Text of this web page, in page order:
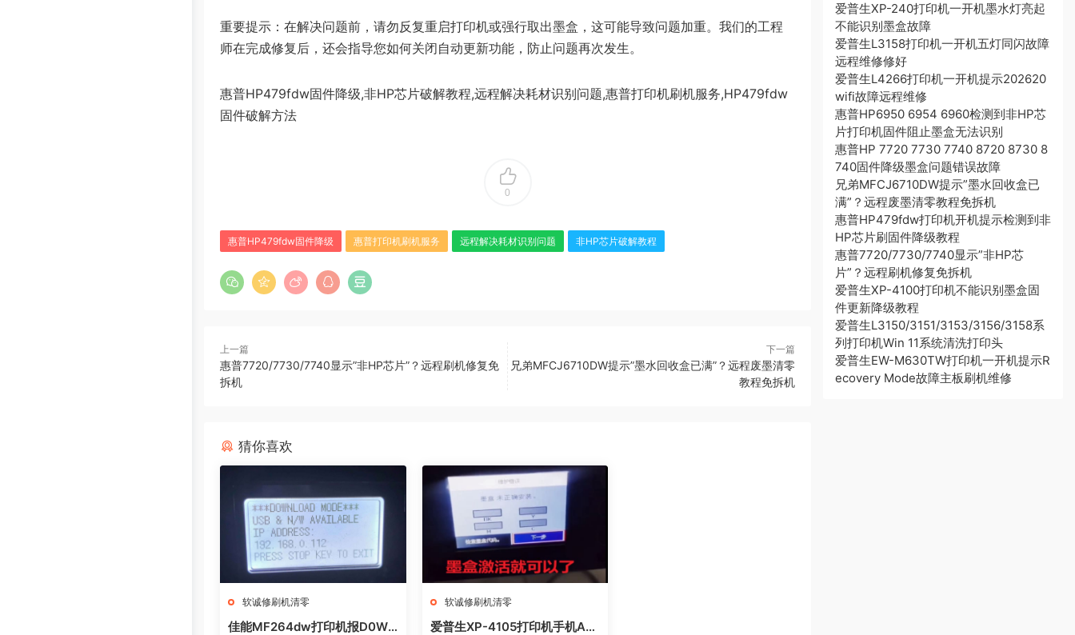
重要提示：在解决问题前，请勿反复重启打印机或强行取出墨盒，这可能导致问题加重。我们的工程
师在完成修复后，还会指导您如何关闭自动更新功能，防止问题再次发生。
惠普HP479fdw固件降级,非HP芯片破解教程,远程解决耗材识别问题,惠普打印机刷机服务,HP479fdw
固件破解方法
0
惠普HP479fdw固件降级 惠普打印机刷机服务 远程解决耗材识别问题 非HP芯片破解教程
上一篇
惠普7720/7730/7740显示”非HP芯片”？远程刷机修复免
拆机
下一篇
兄弟MFCJ6710DW提示”墨水回收盒已满”？远程废墨清零
教程免拆机
猜你喜欢
软诚修刷机清零
佳能MF264dw打印机报D0WN
软诚修刷机清零
爱普生XP-4105打印机手机AP
爱普生XP-240打印机一开机墨水灯亮起
不能识别墨盒故障
爱普生L3158打印机一开机五灯同闪故障
远程维修修好
爱普生L4266打印机一开机提示202620
wifi故障远程维修
惠普HP6950 6954 6960检测到非HP芯
片打印机固件阻止墨盒无法识别
惠普HP 7720 7730 7740 8720 8730 8
740固件降级墨盒问题错误故障
兄弟MFCJ6710DW提示”墨水回收盒已
满”？远程废墨清零教程免拆机
惠普HP479fdw打印机开机提示检测到非
HP芯片刷固件降级教程
惠普7720/7730/7740显示”非HP芯
片”？远程刷机修复免拆机
爱普生XP-4100打印机不能识别墨盒固
件更新降级教程
爱普生L3150/3151/3153/3156/3158系
列打印机Win 11系统清洗打印头
爱普生EW-M630TW打印机一开机提示R
ecovery Mode故障主板刷机维修